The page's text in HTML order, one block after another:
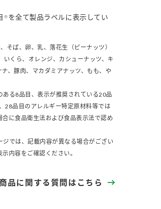
※ を全て製品ラベルに表示してい
そば、卵、乳、落花生（ピーナッツ）
くら、オレンジ、カシューナッツ、キ
、豚肉、マカダミアナッツ、もも、や
る8品目、表示が推奨されている20品
28品目のアレルギー特定原材料等では
に食品衛生法および食品表示法で認め
では、記載内容が異なる場合がござい
内容をご確認ください。
商品に関する質問はこちら